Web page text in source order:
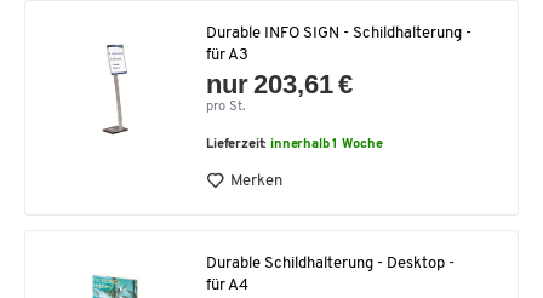
Durable INFO SIGN - Schildhalterung -
für A3
nur 203,61 €
pro St.
Lieferzeit:innerhalb 1 Woche
Merken
Durable Schildhalterung - Desktop -
für A4